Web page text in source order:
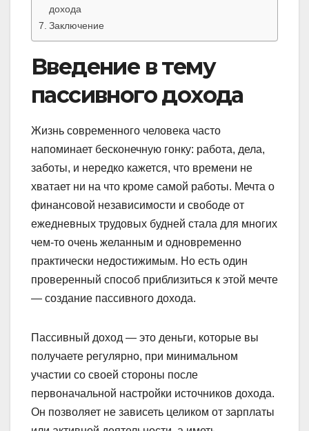
дохода
Заключение
Введение в тему
пассивного дохода
Жизнь современного человека часто
напоминает бесконечную гонку: работа, дела,
заботы, и нередко кажется, что времени не
хватает ни на что кроме самой работы. Мечта о
финансовой независимости и свободе от
ежедневных трудовых будней стала для многих
чем-то очень желанным и одновременно
практически недостижимым. Но есть один
проверенный способ приблизиться к этой мечте
— создание пассивного дохода.
Пассивный доход — это деньги, которые вы
получаете регулярно, при минимальном
участии со своей стороны после
первоначальной настройки источников дохода.
Он позволяет не зависеть целиком от зарплаты